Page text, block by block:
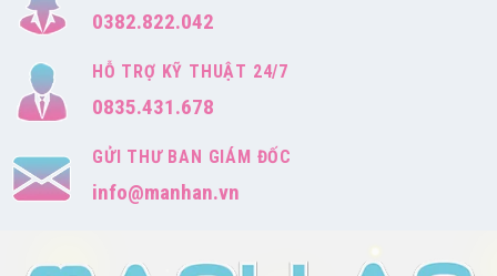
0382.822.042
HỖ TRỢ KỸ THUẬT 24/7
0835.431.678
GỬI THƯ BAN GIÁM ĐỐC
info@manhan.vn